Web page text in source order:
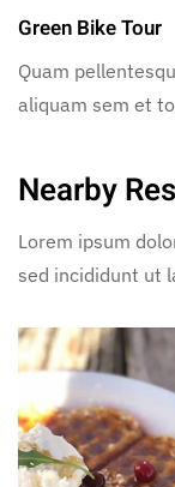
Green Bike Tour
Quam
aliquam sem et
Nearby
Lorem ipsum
sed incididunt ut